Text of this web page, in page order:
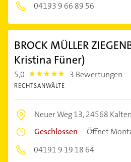
04193 9 66 89 56
BROCK MÜLLER
Kristina Füner)
5,0 5.0 3 Bewertungen
RECHTSANWÄLTE
Neuer Weg 13,24568
Geschlossen –Öffnet
04191 9 19 18 64